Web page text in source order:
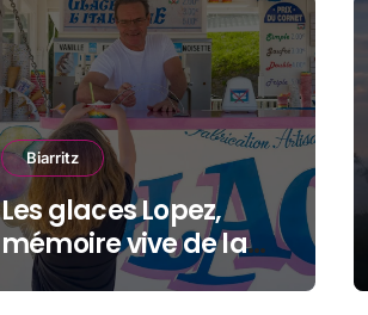
Biarritz
Les glaces Lopez,
mémoire vive de la
Grande Plage